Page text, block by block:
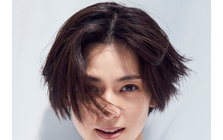
ショッピング その他